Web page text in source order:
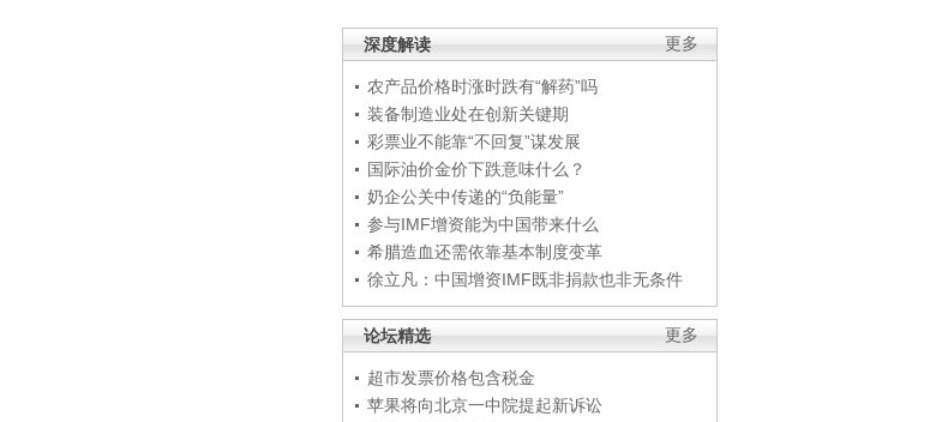
更多
深度解读
农产品价格时涨时跌有“解药”吗
装备制造业处在创新关键期
彩票业不能靠“不回复”谋发展
国际油价金价下跌意味什么？
奶企公关中传递的“负能量”
参与IMF增资能为中国带来什么
希腊造血还需依靠基本制度变革
徐立凡：中国增资IMF既非捐款也非无条件
更多
论坛精选
超市发票价格包含税金
苹果将向北京一中院提起新诉讼